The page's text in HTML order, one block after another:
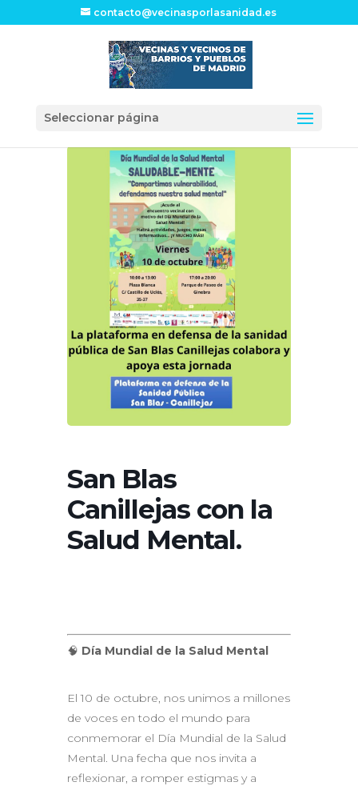
contacto@vecinasporlasanidad.es
Seleccionar página
San Blas
Canillejas con la
Salud Mental.
🧠 Día Mundial de la Salud Mental
El 10 de octubre, nos unimos a millones
de voces en todo el mundo para
conmemorar el Día Mundial de la Salud
Mental. Una fecha que nos invita a
reflexionar, a romper estigmas y a